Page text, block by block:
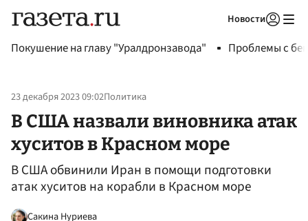
Новости
Покушение на главу "Уралдронзавода" Проблемы с
23 декабря 2023 09:02Политика
В США назвали виновника атак
хуситов в Красном море
В США обвинили Иран в помощи подготовки
атак хуситов на корабли в Красном море
Сакина Нуриева